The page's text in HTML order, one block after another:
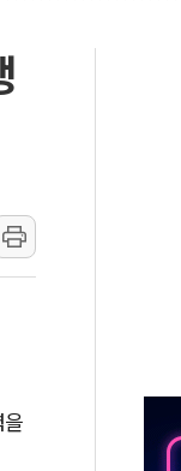
누적 1.48%p 차 선
에 오중기 당선...합산
결과 발표...김민석
결과 발표...정청래
인에 '행복상자' 전달
'태극기 거꾸로' 논란